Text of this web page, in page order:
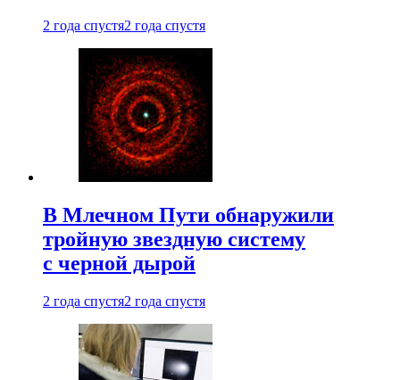
2 года спустя2 года спустя
В Млечном Пути обнаружили
тройную звездную систему
с черной дырой
2 года спустя2 года спустя